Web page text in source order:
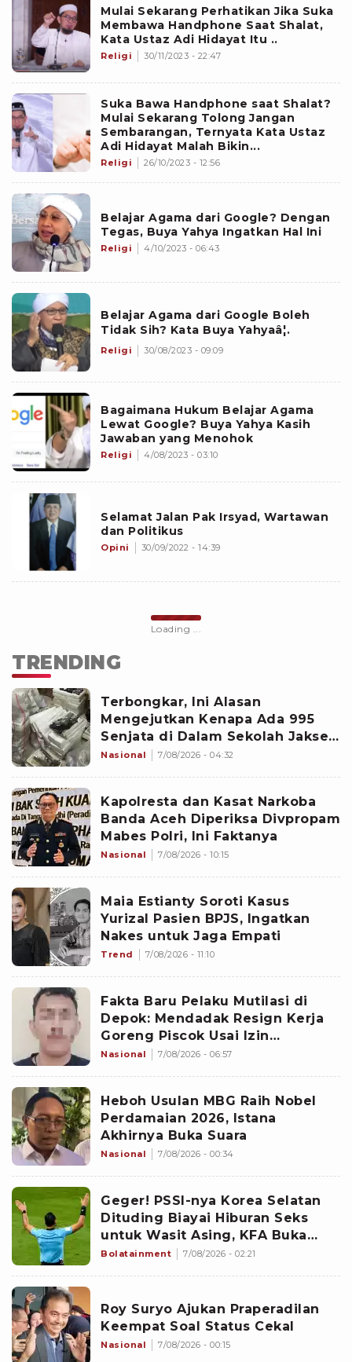
Mulai Sekarang Perhatikan Jika Suka
Membawa Handphone Saat Shalat,
Kata Ustaz Adi Hidayat Itu ..
Religi 30/11/2023 - 22:47
Suka Bawa Handphone saat Shalat?
Mulai Sekarang Tolong Jangan
Sembarangan, Ternyata Kata Ustaz
Adi Hidayat Malah Bikin...
Religi 26/10/2023 - 12:56
Belajar Agama dari Google? Dengan
Tegas, Buya Yahya Ingatkan Hal Ini
Religi 4/10/2023 - 06:43
Belajar Agama dari Google Boleh
Tidak Sih? Kata Buya Yahyaâ¦.
Religi 30/08/2023 - 09:09
Bagaimana Hukum Belajar Agama
Lewat Google? Buya Yahya Kasih
Jawaban yang Menohok
Religi 4/08/2023 - 03:10
Selamat Jalan Pak Irsyad, Wartawan
dan Politikus
Opini 30/09/2022 - 14:39
Loading ...
TRENDING
Terbongkar, Ini Alasan
Mengejutkan Kenapa Ada 995
Senjata di Dalam Sekolah Jaksel
Sejak 2020
Nasional 7/08/2026 - 04:32
Kapolresta dan Kasat Narkoba
Banda Aceh Diperiksa Divpropam
Mabes Polri, Ini Faktanya
Nasional 7/08/2026 - 10:15
Maia Estianty Soroti Kasus
Yurizal Pasien BPJS, Ingatkan
Nakes untuk Jaga Empati
Trend 7/08/2026 - 11:10
Fakta Baru Pelaku Mutilasi di
Depok: Mendadak Resign Kerja
Goreng Piscok Usai Izin
Interview di Mal
Nasional 7/08/2026 - 06:57
Heboh Usulan MBG Raih Nobel
Perdamaian 2026, Istana
Akhirnya Buka Suara
Nasional 7/08/2026 - 00:34
Geger! PSSI-nya Korea Selatan
Dituding Biayai Hiburan Seks
untuk Wasit Asing, KFA Buka
Suara
Bolatainment 7/08/2026 - 02:21
Roy Suryo Ajukan Praperadilan
Keempat Soal Status Cekal
Nasional 7/08/2026 - 00:15